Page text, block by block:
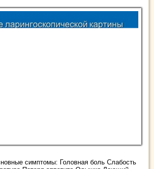
симптомы: Головная боль Слабость